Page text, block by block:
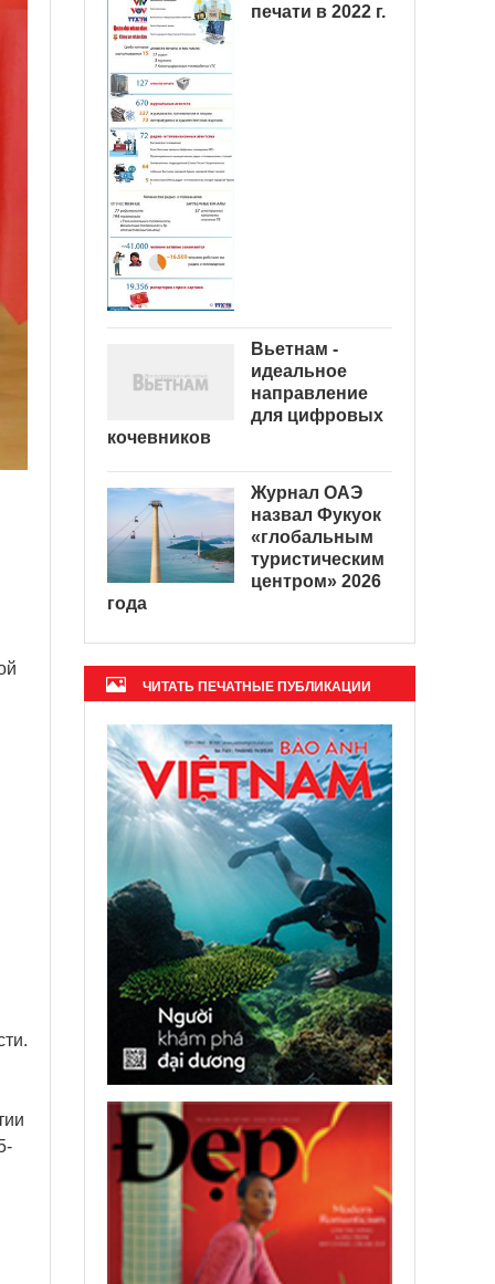
печати в 2022 г.
Вьетнам -
идеальное
направление
для цифровых
кочевников
Журнал ОАЭ
назвал Фукуок
«глобальным
туристическим
центром» 2026
года
ЧИТАТЬ ПЕЧАТНЫЕ ПУБЛИКАЦИИ